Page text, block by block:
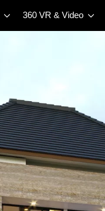
360 VR & Video